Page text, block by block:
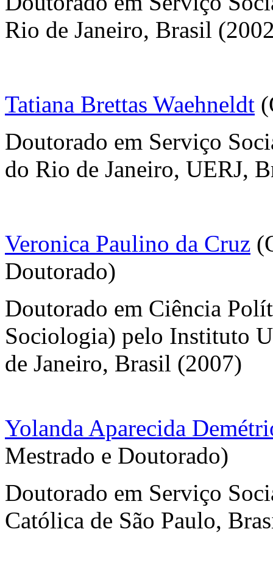
Rio de Janeiro, Brasil
Tatiana Brettas Waehneldt
Doutorado em Serviço
do Rio de Janeiro, UERJ,
Veronica Paulino da Cruz
Doutorado)
Doutorado em Ciência
Sociologia) pelo Instituto
de Janeiro, Brasil (2007)
Yolanda Aparecida
Mestrado e Doutorado)
Doutorado em Serviço
Católica de São Paulo,